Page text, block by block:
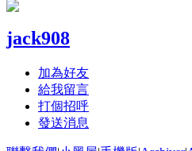
jack908
加為好友
給我留言
打個招呼
發送消息